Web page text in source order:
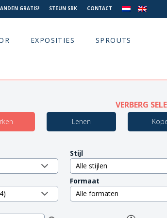
GRATIS! STEUN SBK CONTACT
EXPOSITIES SPROUTS
VERBERG
Lenen
Stijl
Formaat